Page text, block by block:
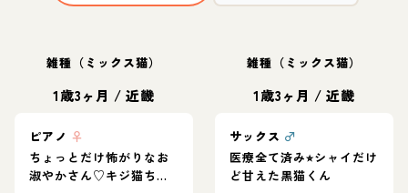
雑種（ミックス猫）
1歳3ヶ月 /近畿
ピアノ ♀
ちょっとだけ怖がりなお
淑やかさん♡キジ猫ちゃ
雑種（ミックス猫）
1歳3ヶ月 /近畿
サックス ♂
医療全て済み⭐︎シャイだけ
ど甘えた黒猫くん